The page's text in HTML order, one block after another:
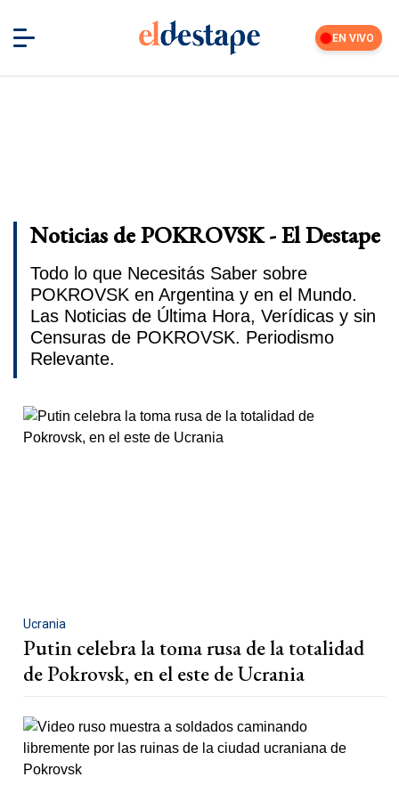
EN VIVO
Noticias de POKROVSK - El Destape
Todo lo que Necesitás Saber sobre
POKROVSK en Argentina y en el Mundo.
Las Noticias de Última Hora, Verídicas y sin
Censuras de POKROVSK. Periodismo
Relevante.
Ucrania
Putin celebra la toma rusa de la totalidad
de Pokrovsk, en el este de Ucrania